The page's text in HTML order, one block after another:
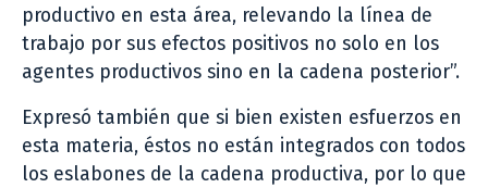
productivo en esta área, relevando la línea de
trabajo por sus efectos positivos no solo en los
agentes productivos sino en la cadena posterior”.
Expresó también que si bien existen esfuerzos en
esta materia, éstos no están integrados con todos
los eslabones de la cadena productiva, por lo que